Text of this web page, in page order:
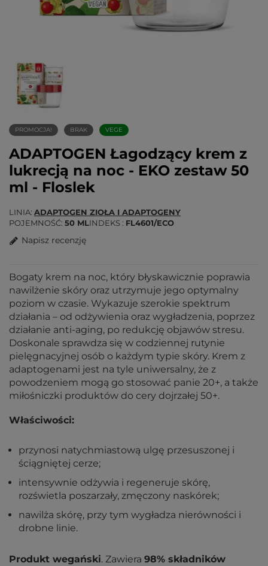
PROMOCJA! BRAK VEGE
ADAPTOGEN Łagodzący krem z
lukrecją na noc - EKO zestaw 50
ml - Floslek
LINIA ADAPTOGEN ZIOŁA I ADAPTOGENY
POJEMNOŚĆ 50 MLINDEKS FL4601/ECO
Napisz recenzję
Bogaty krem na noc, który błyskawicznie poprawia
nawilżenie skóry oraz utrzymuje jego optymalny
poziom w czasie. Wykazuje szerokie spektrum
działania – od odżywienia oraz wygładzenia, poprzez
działanie anti-aging, po redukcję objawów stresu.
Doskonale sprawdza się w codziennej rutynie
pielęgnacyjnej osób o każdym typie skóry. Krem z
adaptogenami jest na tyle uniwersalny, że z
powodzeniem mogą go stosować panie 20+, a także
miłośniczki produktów do cery dojrzałej 50+.
Właściwości:
przynosi natychmiastową ulgę przesuszonej i
ściągniętej cerze;
intensywnie odżywia i regeneruje skórę,
rozświetla poszarzały, zmęczony naskórek;
nawilża skórę, przy tym wygładza nierówności i
drobne linie.
Produkt wegański. Zawiera 98% składników